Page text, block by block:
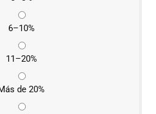
6–10%
11–20%
de 20%